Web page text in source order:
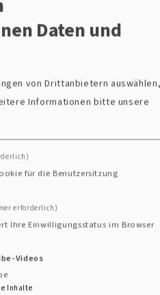
Kohlberg
Daten und
von Drittanbietern
Informationen bitte unsere
für die Benutzersitzung
erforderlich)
Ihre Einwilligungsstatus im Browser
Videos
Inhalte